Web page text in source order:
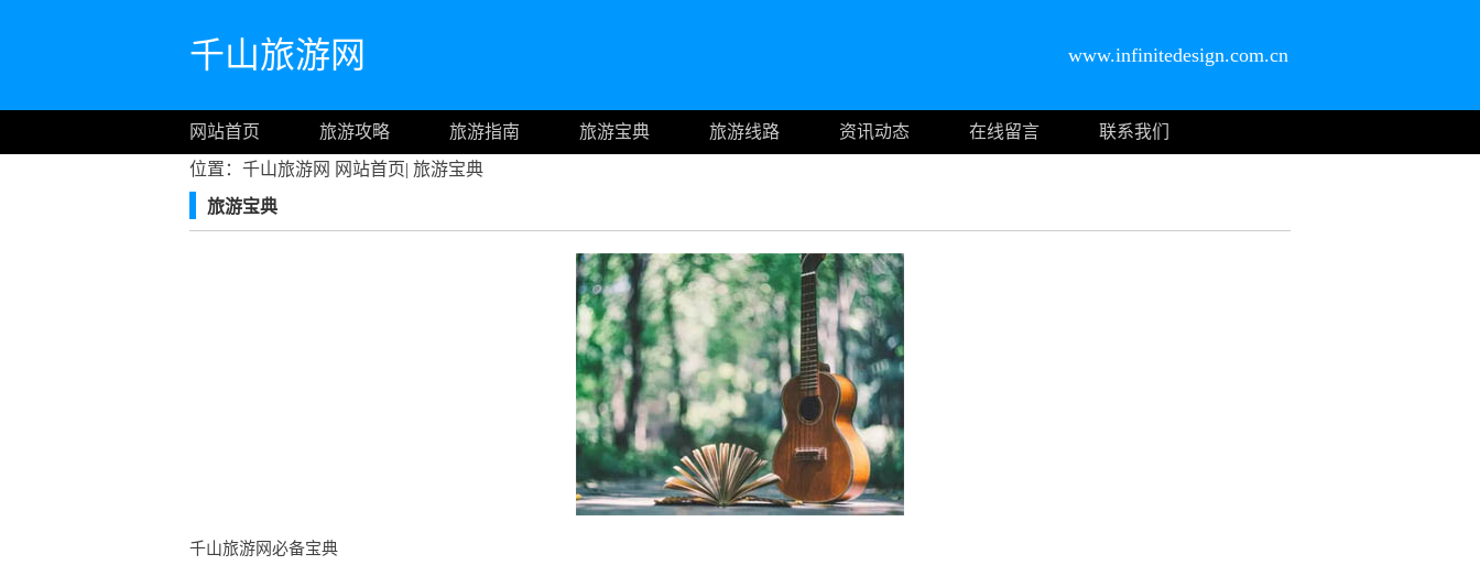
千山旅游网 www.infinitedesign.com.cn
网站首页 旅游攻略 旅游指南 旅游宝典 旅游线路 资讯动态 在线留言
联系我们
位置：千山旅游网 网站首页| 旅游宝典
旅游宝典
千山旅游网必备宝典